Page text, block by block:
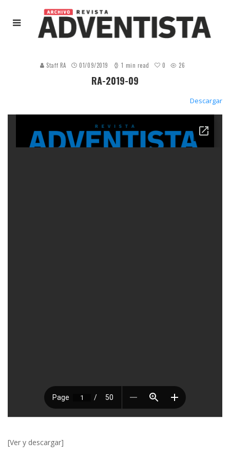
Staff RA 01/09/2019 1 min read 0 26
RA-2019-09
Descargar
[Ver y descargar]